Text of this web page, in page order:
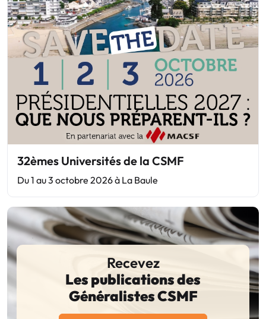
32èmes Universités de la CSMF
Du 1 au 3 octobre 2026 à La Baule
Recevez
Les publications des
Généralistes CSMF